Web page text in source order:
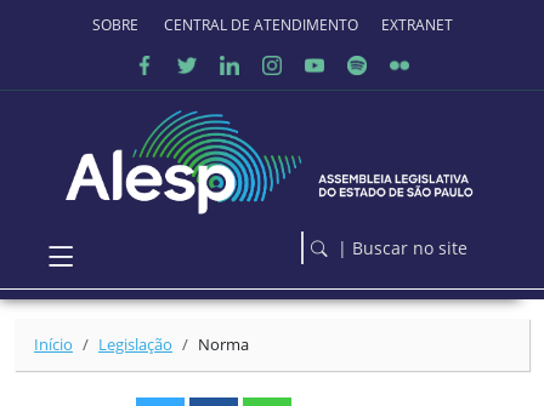
Ir para o conteúdo principal
SOBRE O PORTALCENTRAL DE ATENDIMENTO EXTRANET
| Buscar no site
Início Legislação Norma